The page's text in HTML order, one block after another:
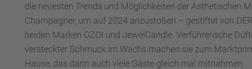
die neues­ten Trends und Möglich­kei­ten der Ästhe­ti­schen
Champa­gner, um auf 2024 anzusto­ßen – gestif­tet von
beiden Marken OZOI und Jewel­Candle. Verfüh­re­ri­sche
versteck­ter Schmuck im Wachs machen sie zum
Hause, das dann auch viele Gäste gleich mal mitnah­men.